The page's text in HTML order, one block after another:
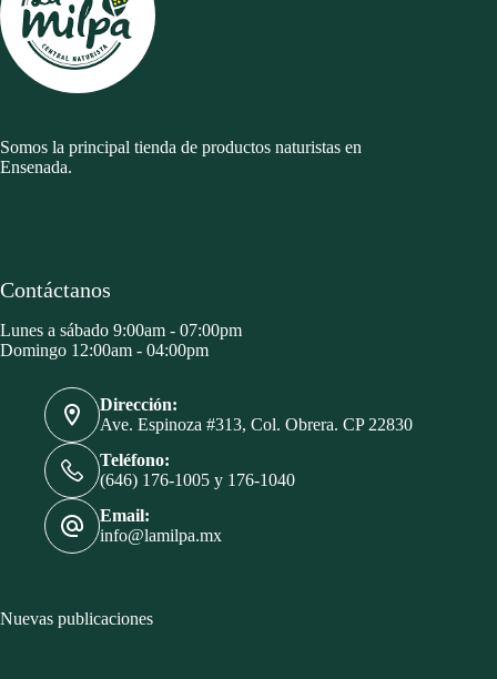
Somos la principal tienda de productos naturistas en
Ensenada.
Contáctanos
Lunes a sábado 9:00am - 07:00pm
Domingo 12:00am - 04:00pm
Dirección:
Ave. Espinoza #313, Col. Obrera. CP 22830
Teléfono:
(646) 176-1005 y 176-1040
Email:
info@lamilpa.mx
Nuevas publicaciones